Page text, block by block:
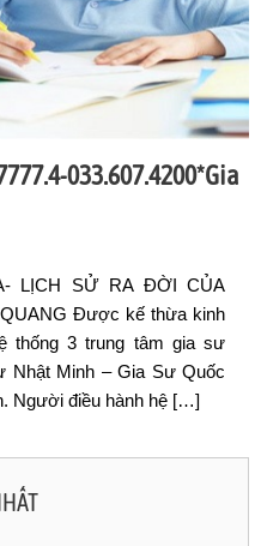
033.607.4200*Gia
LỊCH SỬ RA ĐỜI CỦA
Được kế thừa kinh
thống 3 trung tâm gia sư
Nhật Minh – Gia Sư Quốc
Người điều hành hệ […]